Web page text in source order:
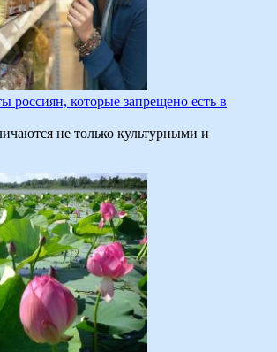
которые запрещено есть в
не только культурными и